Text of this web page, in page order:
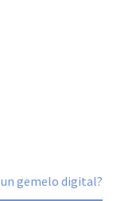
un gemelo digital?